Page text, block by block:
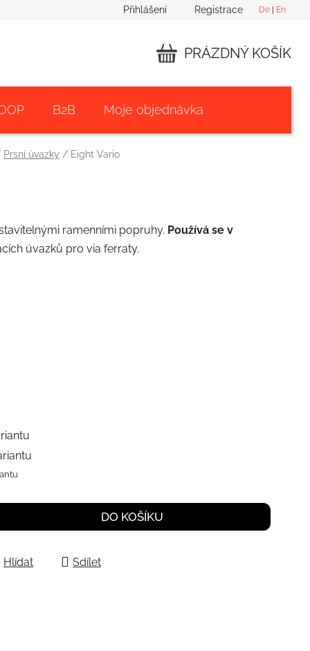
De| En
Přihlášení Registrace
KOŠÍK
PRÁZDNÝ KOŠÍK
B2B Moje objednávka
Prsní úvazky / Eight Vario
ramenními popruhy. Používá se v
úvazků pro via ferraty.
DO KOŠÍKU
Hlídat Sdílet